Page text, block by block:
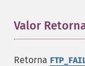
Valor
Retorna